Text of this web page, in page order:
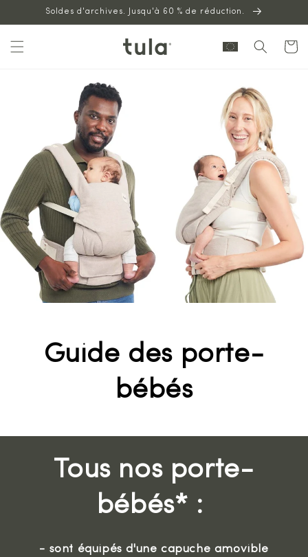
Aller au
contenu
Soldes d'archives. Jusqu'à 60 % de réduction.
Panier
Guide des porte-
bébés
Tous nos porte-
bébés* :
- sont équipés d'une capuche amovible